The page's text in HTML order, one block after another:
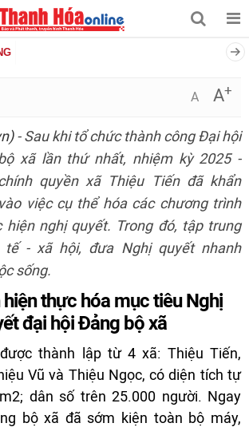
A A+
- Sau khi tổ chức thành công Đại hội
xã lần thứ nhất, nhiệm kỳ 2025 -
quyền xã Thiệu Tiến đã khẩn
việc cụ thể hóa các chương trình
hiện nghị quyết. Trong đó, tập trung
- xã hội, đưa Nghị quyết nhanh
sống.
thực hóa mục tiêu Nghị
đại hội Đảng bộ xã
thành lập từ 4 xã: Thiệu Tiến,
Vũ và Thiệu Ngọc, có diện tích tự
dân số trên 25.000 người. Ngay
bộ xã đã sớm kiện toàn bộ máy,